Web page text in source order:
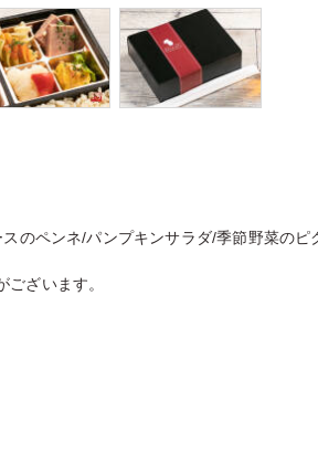
のペンネ/パンプキンサラダ/季節野菜のピ
ざいます。